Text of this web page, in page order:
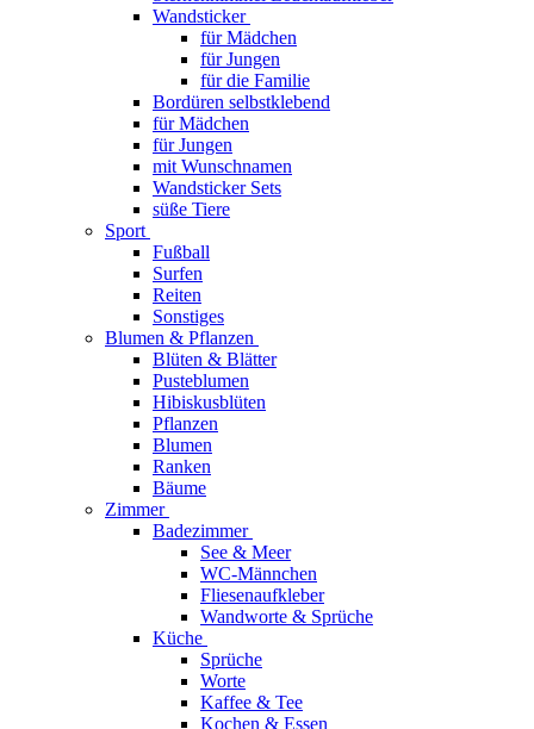
Wandsticker
für Mädchen
für Jungen
für die Familie
Bordüren selbstklebend
für Mädchen
für Jungen
mit Wunschnamen
Wandsticker Sets
süße Tiere
Sport
Fußball
Surfen
Reiten
Sonstiges
Blumen & Pflanzen
Blüten & Blätter
Pusteblumen
Hibiskusblüten
Pflanzen
Blumen
Ranken
Bäume
Zimmer
Badezimmer
See & Meer
WC-Männchen
Fliesenaufkleber
Wandworte & Sprüche
Küche
Sprüche
Worte
Kaffee & Tee
Kochen & Essen